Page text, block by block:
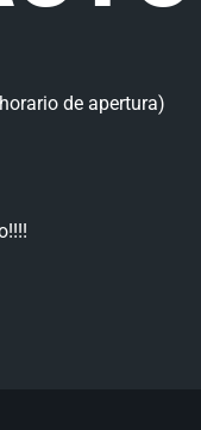
de apertura)